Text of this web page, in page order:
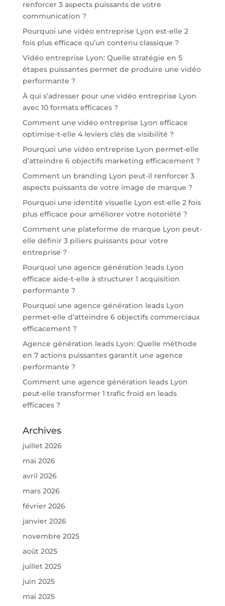
renforcer 3 aspects puissants de votre
communication ?
Pourquoi une vidéo entreprise Lyon est-elle 2
fois plus efficace qu’un contenu classique ?
Vidéo entreprise Lyon: Quelle stratégie en 5
étapes puissantes permet de produire une vidéo
performante ?
À qui s’adresser pour une vidéo entreprise Lyon
avec 10 formats efficaces ?
Comment une vidéo entreprise Lyon efficace
optimise-t-elle 4 leviers clés de visibilité ?
Pourquoi une vidéo entreprise Lyon permet-elle
d’atteindre 6 objectifs marketing efficacement ?
Comment un branding Lyon peut-il renforcer 3
aspects puissants de votre image de marque ?
Pourquoi une identité visuelle Lyon est-elle 2 fois
plus efficace pour améliorer votre notoriété ?
Comment une plateforme de marque Lyon peut-
elle définir 3 piliers puissants pour votre
entreprise ?
Pourquoi une agence génération leads Lyon
efficace aide-t-elle à structurer 1 acquisition
performante ?
Pourquoi une agence génération leads Lyon
permet-elle d’atteindre 6 objectifs commerciaux
efficacement ?
Agence génération leads Lyon: Quelle méthode
en 7 actions puissantes garantit une agence
performante ?
Comment une agence génération leads Lyon
peut-elle transformer 1 trafic froid en leads
efficaces ?
Archives
juillet 2026
mai 2026
avril 2026
mars 2026
février 2026
janvier 2026
novembre 2025
août 2025
juillet 2025
juin 2025
mai 2025